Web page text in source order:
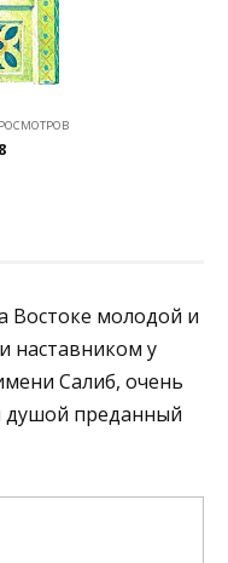
Востоке молодой и
наставником у
Салиб, очень
душой преданный